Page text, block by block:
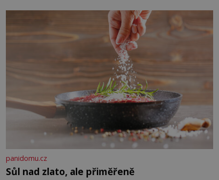
Když se ke mně doneslo, že si manžel pořídil milenku,
panidomu.cz
Sůl nad zlato, ale přiměřeně